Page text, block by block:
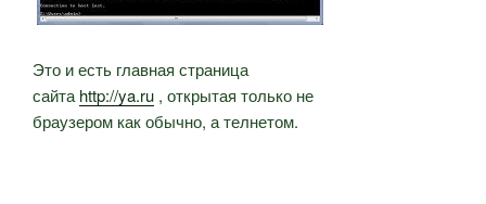
Это и есть главная страница
сайта http://ya.ru , открытая только не
браузером как обычно, а телнетом.